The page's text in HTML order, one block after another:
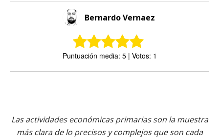
Bernardo Vernaez
Puntuación media: 5 | Votos: 1
Las actividades económicas primarias son la muestra
más clara de lo precisos y complejos que son cada